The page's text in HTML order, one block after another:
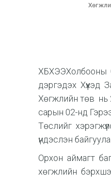
ХБХЭЭХолбооны
дэргэдэх Хүүхэд
Хөгжлийн төв нь
сарын 02-нд
Төслийг
үндэслэн
Орхон аймагт
хөгжлийн